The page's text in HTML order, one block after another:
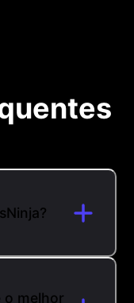
o melhor